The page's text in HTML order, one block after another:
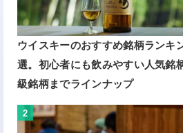
ウイスキーのおすすめ銘柄ランキ
選。初心者にも飲みやすい人気銘
級銘柄までラインナップ
2